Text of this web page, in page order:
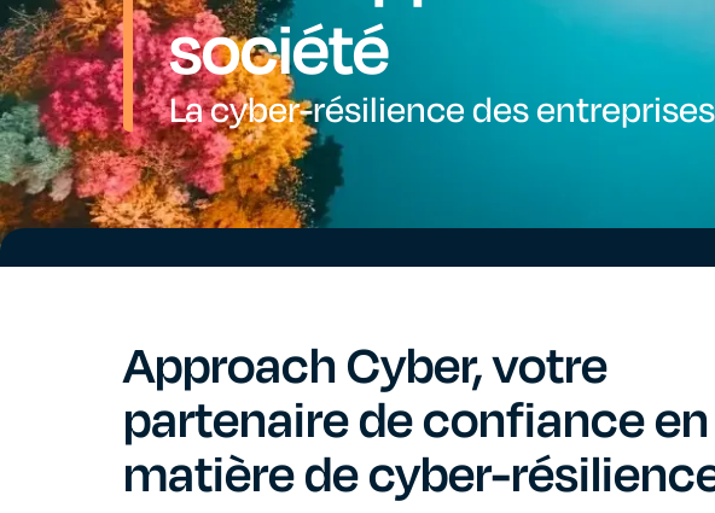
société ​
La cyber-résilience des
Approach Cyber, votre
partenaire de confiance en
matière de cyber-